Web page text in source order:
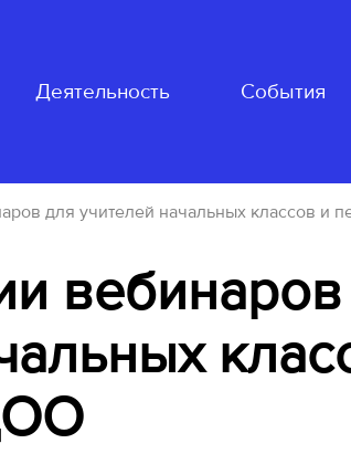
Деятельность События
для учителей начальных классов и